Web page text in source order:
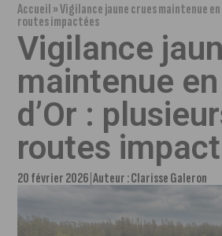
Accueil»Vigilance jaune crues maintenue
routes impactées
Vigilance
maintenue
d’Or :
routes
20 février 2026 Auteur :Clarisse Galeron